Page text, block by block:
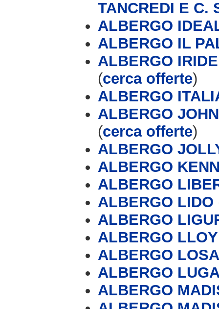
TANCREDI E C.
ALBERGO
ALBERGO IL
ALBERGO
(cerca offerte)
ALBERGO
ALBERGO
(cerca offerte)
ALBERGO
ALBERGO
ALBERGO
ALBERGO LIDO
ALBERGO
ALBERGO
ALBERGO
ALBERGO
ALBERGO